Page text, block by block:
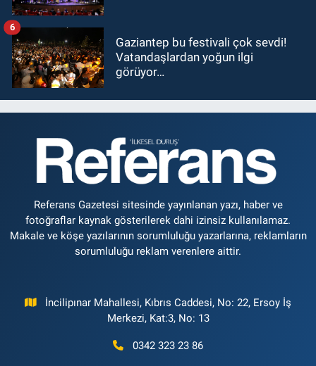
Gaziantep bu festivali çok sevdi!
Vatandaşlardan yoğun ilgi
görüyor…
6
Referans Gazetesi sitesinde yayınlanan yazı, haber ve
fotoğraflar kaynak gösterilerek dahi izinsiz kullanılamaz.
Makale ve köşe yazılarının sorumluluğu yazarlarına, reklamların
sorumluluğu reklam verenlere aittir.
İncilipınar Mahallesi, Kıbrıs Caddesi, No: 22, Ersoy İş
Merkezi, Kat:3, No: 13
0342 323 23 86